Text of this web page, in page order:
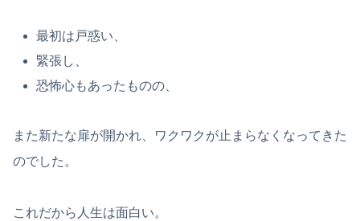
最初は戸惑い、
緊張し、
恐怖心もあったものの、
また新たな扉が開かれ、ワクワクが止まらなくなってきた
のでした。
これだから人生は面白い。